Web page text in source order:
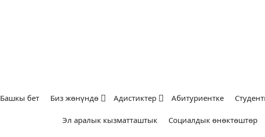
Башкы бет Биз жөнүндө Адистиктер Абитуриентке
Эл аралык кызматташтык Социалдык өнөктөштөр